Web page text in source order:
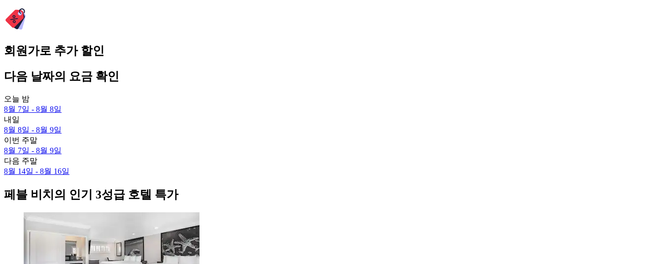
회원가로 추가 할인
다음 날짜의 요금 확인
오늘 밤
8월 7일 - 8월 8일
내일
8월 8일 - 8월 9일
이번 주말
8월 7일 - 8월 9일
다음 주말
8월 14일 - 8월 16일
페블 비치의 인기 3성급 호텔 특가